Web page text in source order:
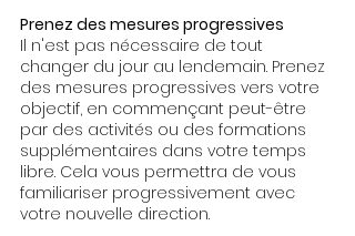
Prenez des mesures progressives
Il n'est pas nécessaire de tout
changer du jour au lendemain. Prenez
des mesures progressives vers votre
objectif, en commençant peut-être
par des activités ou des formations
supplémentaires dans votre temps
libre. Cela vous permettra de vous
familiariser progressivement avec
votre nouvelle direction.